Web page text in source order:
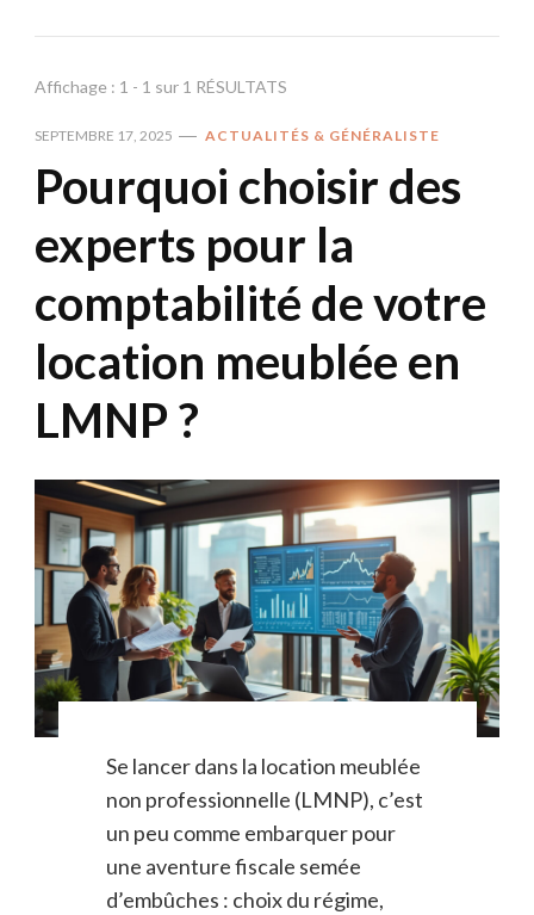
Affichage : 1 - 1 sur 1 RÉSULTATS
SEPTEMBRE 17, 2025 ACTUALITÉS & GÉNÉRALISTE
Pourquoi choisir des
experts pour la
comptabilité de votre
location meublée en
LMNP ?
Se lancer dans la location meublée
non professionnelle (LMNP), c’est
un peu comme embarquer pour
une aventure fiscale semée
d’embûches : choix du régime,